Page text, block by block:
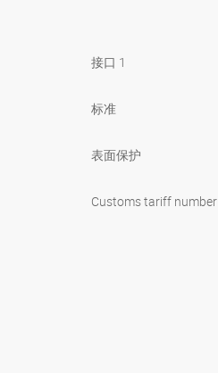
接口 1
标准
表面保护
Customs tariff number